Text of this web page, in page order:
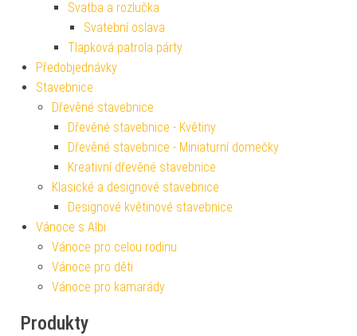
Svatba a rozlučka
Svatební oslava
Tlapková patrola párty
Předobjednávky
Stavebnice
Dřevěné stavebnice
Dřevěné stavebnice - Květiny
Dřevěné stavebnice - Miniaturní domečky
Kreativní dřevěné stavebnice
Klasické a designové stavebnice
Designové květinové stavebnice
Vánoce s Albi
Vánoce pro celou rodinu
Vánoce pro děti
Vánoce pro kamarády
Produkty